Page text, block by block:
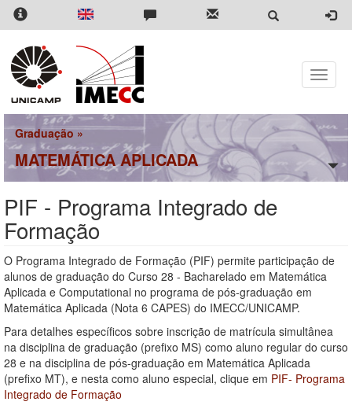
Pular
para
conteúdo
principal
Toggle
Graduação»
MATEMÁTICA APLICADA
PIF - Programa Integrado de
Formação
O Programa Integrado de Formação (PIF) permite participação de
alunos de graduação do Curso 28 - Bacharelado em Matemática
Aplicada e Computational no programa de pós-graduação em
Matemática Aplicada (Nota 6 CAPES) do IMECC/UNICAMP.
Para detalhes específicos sobre inscrição de matrícula simultânea
na disciplina de graduação (prefixo MS) como aluno regular do curso
28 e na disciplina de pós-graduação em Matemática Aplicada
(prefixo MT), e nesta como aluno especial, clique em PIF- Programa
Integrado de Formação